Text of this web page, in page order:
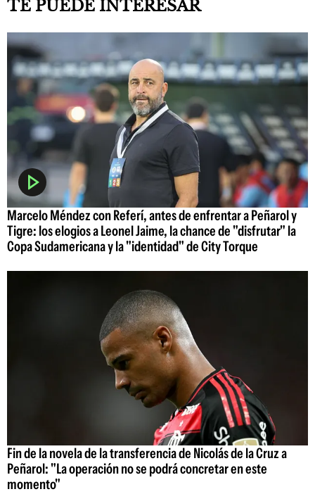
TE PUEDE INTERESAR
Marcelo Méndez con Referí, antes de enfrentar a Peñarol y
Tigre: los elogios a Leonel Jaime, la chance de "disfrutar" la
Copa Sudamericana y la "identidad" de City Torque
Fin de la novela de la transferencia de Nicolás de la Cruz a
Peñarol: "La operación no se podrá concretar en este
momento"